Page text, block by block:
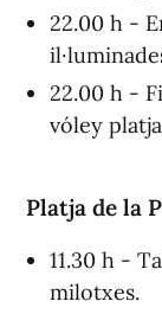
22.00 h -
22.00 h -
vóley
Platja de la
11.30 h -
milotxes.